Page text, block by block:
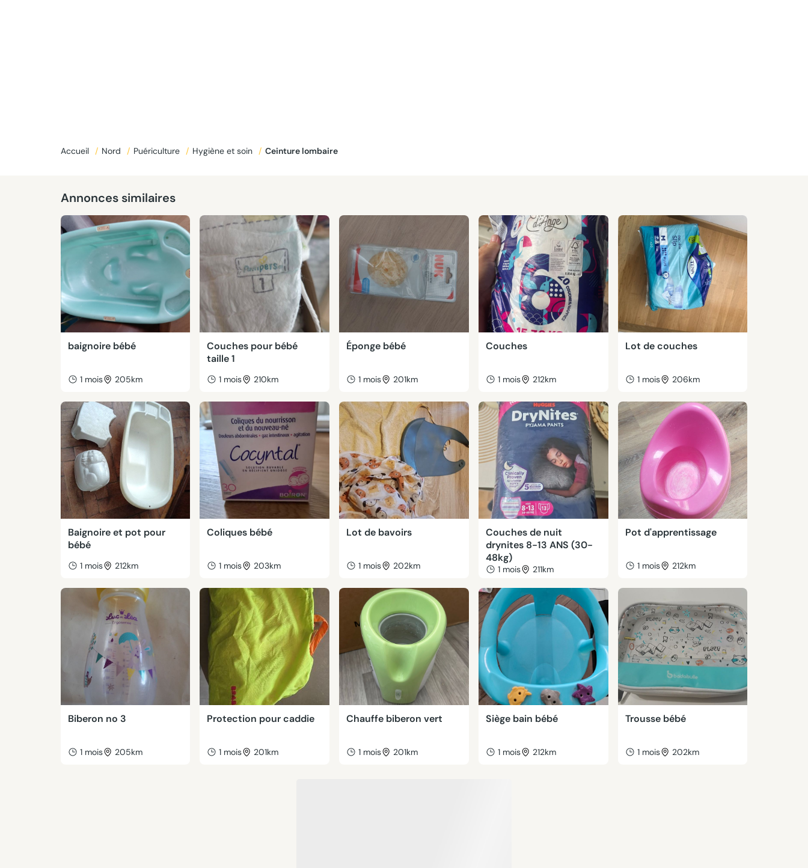
Accueil / Nord / Puériculture / Hygiène et soin / Ceinture lombaire
Annonces similaires
baignoire bébé
1 mois 205km
Couches pour bébé
taille 1
1 mois 210km
Éponge bébé
1 mois 201km
Couches
1 mois 212km
Lot de couches
1 mois 206km
Baignoire et pot pour
bébé
1 mois 212km
Coliques bébé
1 mois 203km
Lot de bavoirs
1 mois 202km
Couches de nuit
drynites 8-13 ANS (30-
48kg)
1 mois 211km
Pot d'apprentissage
1 mois 212km
Biberon no 3
1 mois 205km
Protection pour caddie
1 mois 201km
Chauffe biberon vert
1 mois 201km
Siège bain bébé
1 mois 212km
Trousse bébé
1 mois 202km